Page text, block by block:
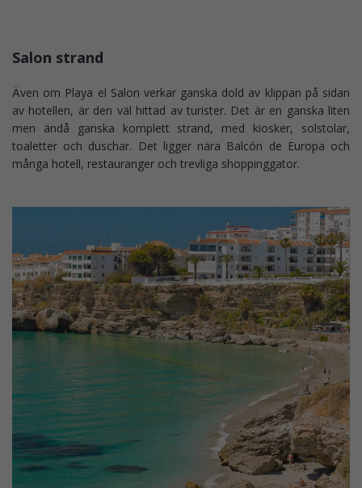
Salon strand
Även om Playa el Salon verkar ganska dold av klippan på sidan
av hotellen, är den väl hittad av turister. Det är en ganska liten
men ändå ganska komplett strand, med kiosker, solstolar,
toaletter och duschar. Det ligger nära Balcón de Europa och
många hotell, restauranger och trevliga shoppinggator.